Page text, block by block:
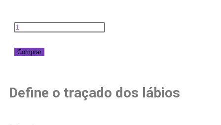
Comprar
Define o traçado dos lábios